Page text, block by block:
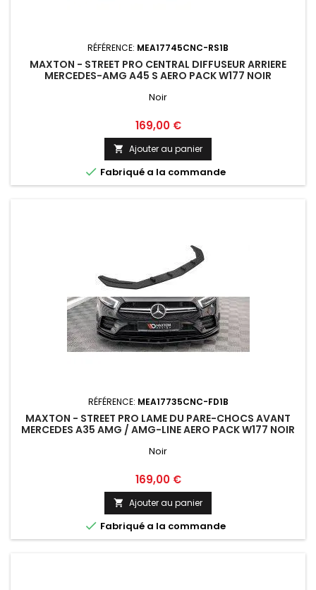
RÉFÉRENCE: MEA17745CNC-RS1B
MAXTON - STREET PRO CENTRAL DIFFUSEUR ARRIERE
MERCEDES-AMG A45 S AERO PACK W177 NOIR
Noir
Prix
169,00 €
 Ajouter au panier
 Fabriqué a la commande
RÉFÉRENCE: MEA17735CNC-FD1B
MAXTON - STREET PRO LAME DU PARE-CHOCS AVANT
MERCEDES A35 AMG / AMG-LINE AERO PACK W177 NOIR
Noir
Prix
169,00 €
 Ajouter au panier
 Fabriqué a la commande